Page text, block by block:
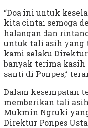
“Doa ini untuk
kita cintai semoga
halangan dan
untuk tali asih yang
kami selaku
banyak terima kasih
santi di Ponpes,”
Dalam kesempatan
memberikan tali
Mukmin Ngruki
Direktur Ponpes